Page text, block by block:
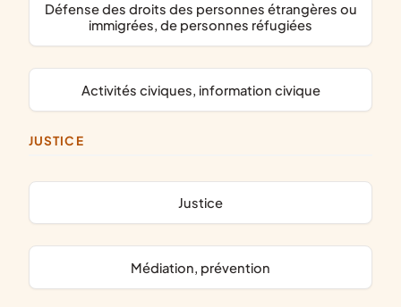
défense des droits des personnes étrangères ou
immigrées, de personnes réfugiées
activités civiques, information civique
JUSTICE
justice
médiation, prévention